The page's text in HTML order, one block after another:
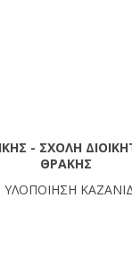
- ΣΧΟΛΗ
ΘΡΑΚΗΣ
ΥΛΟΠΟΙΗΣΗ